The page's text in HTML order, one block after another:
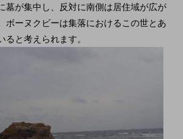
墓が集中し、反対に南側は居住域が広が
ボーヌクビーは集落におけるこの世とあ
と考えられます。